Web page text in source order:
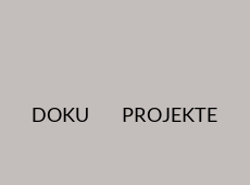
DOKU PROJEKTE